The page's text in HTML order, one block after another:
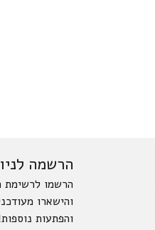
הרשמה
הרשמו לרשימת
והישארו
והפתעות